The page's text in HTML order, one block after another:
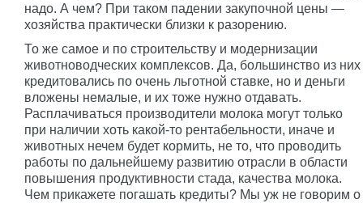
надо. А чем? При таком падении закупочной цены —
хозяйства практически близки к разорению.
То же самое и по строительству и модернизации
животноводческих комплексов. Да, большинство из них
кредитовались по очень льготной ставке, но и деньги
вложены немалые, и их тоже нужно отдавать.
Расплачиваться производители молока могут только
при наличии хоть какой-то рентабельности, иначе и
животных нечем будет кормить, не то, что проводить
работы по дальнейшему развитию отрасли в области
повышения продуктивности стада, качества молока.
Чем прикажете погашать кредиты? Мы уж не говорим о